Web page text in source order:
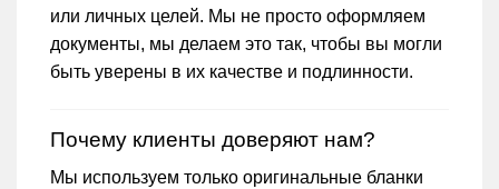
или личных целей. Мы не просто оформляем
документы, мы делаем это так, чтобы вы могли
быть уверены в их качестве и подлинности.
Почему клиенты доверяют нам?
Мы используем только оригинальные бланки